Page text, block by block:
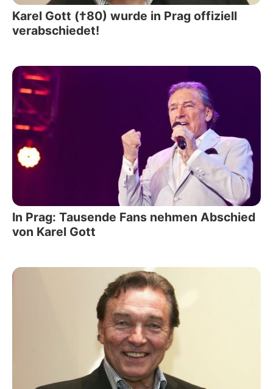
Karel Gott (†80) wurde in Prag offiziell
verabschiedet!
In Prag: Tausende Fans nehmen Abschied
von Karel Gott